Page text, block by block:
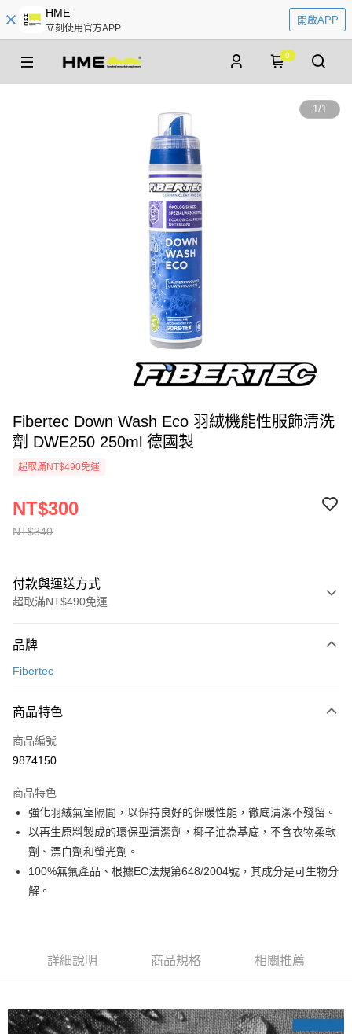
HME
立刻使用官方APP
開啟APP
0
1/1
Fibertec Down Wash Eco 羽絨機能性服飾清洗
劑 DWE250 250ml 德國製
超取滿NT$490免運
NT$340
NT$300
付款與運送方式
超取滿NT$490免運
信用卡一次付款
3 期 0 利率 每期
合作金庫商業銀行
上海商業儲蓄銀行
臺灣中小企業銀行
匯豐（台灣）商業銀行
華泰商業銀行
聯邦商業銀行
遠東國際商業銀行
元大商業銀行
玉山商業銀行
星展（台灣）商業銀行
台灣樂天信用卡公司
超商取貨付款
LINE Pay
Apple Pay
ATM付款
運送方式
全家取貨付款
每筆NT$60，滿NT$490(含以上)免運費
每筆NT$60，滿NT$490(含以上)免運費
品牌
Fibertec
商品特色
商品編號
9874150
商品特色
強化羽絨氣室隔間，以保持良好的保暖性能，徹底清潔不殘留。
以再生原料製成的環保型清潔劑，椰子油為基底，不含衣物柔軟
劑、漂白劑和螢光劑。
100%無氟產品、根據EC法規第648/2004號，其成分是可生物分
解。
詳細說明 商品規格 相關推薦